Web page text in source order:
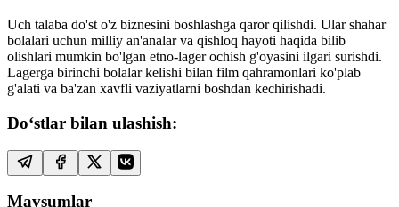
Uch talaba do'st o'z biznesini boshlashga qaror qilishdi. Ular shahar
bolalari uchun milliy an'analar va qishloq hayoti haqida bilib
olishlari mumkin bo'lgan etno-lager ochish g'oyasini ilgari surishdi.
Lagerga birinchi bolalar kelishi bilan film qahramonlari ko'plab
g'alati va ba'zan xavfli vaziyatlarni boshdan kechirishadi.
Do‘stlar bilan ulashish:
Mavsumlar